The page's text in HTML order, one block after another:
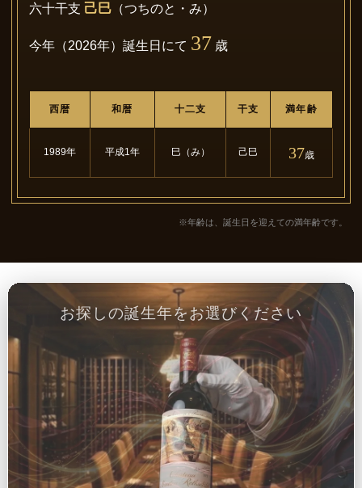
六十干支 己巳 （つちのと・み）
今年（2026年）誕生日にて 37 歳
西暦 和暦 十二支 干支 満年齢
1989年 平成1年 巳（み） 己巳 37歳
※年齢は、誕生日を迎えての満年齢です。
お探しの誕生年をお選びください